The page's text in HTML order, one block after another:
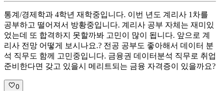
통계/경제학과 4학년 재학중입니다. 이번 년도 계리사 1차를
공부하고 떨어져서 방황중입니다. 계리사 공부 자체는 재미있
었는데 또 합격하지 못할까봐 고민이 많이 됩니다. 앞으로 계
리사 전망 어떻게 보시나요.? 전공 공부도 좋아해서 데이터 분
석 직무도 함께 고민중입니다. 금융권 데이터분석 직무로 취업
준비한다면 갖고 있을시 메리트되는 금융 자격증이 있을까요?
0